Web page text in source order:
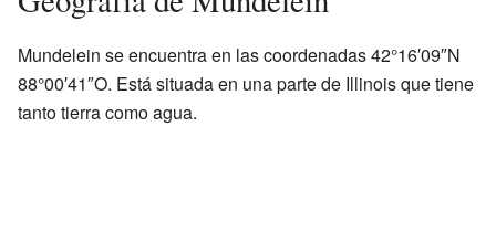
Mundelein se encuentra en las coordenadas 42°16′09″N
88°00′41″O. Está situada en una parte de Illinois que tiene
tanto tierra como agua.